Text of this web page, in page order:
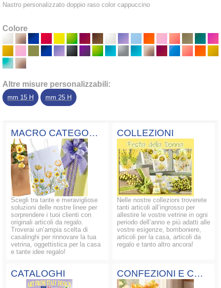
Nastro personalizzato doppio raso color cappuccino
Colore
Altre misure personalizzabili:
mm 15 H mm 25 H
MACRO CATEGORIE
Scegli tra tante e meravigliose
soluzioni delle nostre linee per
sorprendere i tuoi clienti con
originali articoli da regalo.
Troverai un’ampia scelta di
casalinghi per rinnovare la tua
vetrina, oggettistica per la casa
e tante idee regalo!
COLLEZIONI
Nelle nostre collezioni troverete
tanti articoli all’ingrosso per
allestire le vostre vetrine in ogni
periodo dell’anno e più adatti alle
vostre esigenze, bomboniere,
articoli per la casa, articoli da
regalo e tanto altro ancora!
CATALOGHI CONFEZIONI E COMPOSIZIONI